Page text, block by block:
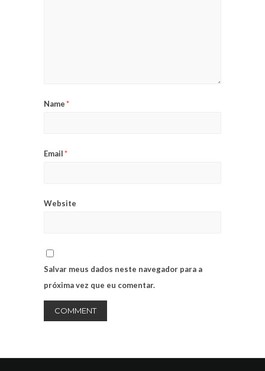
Name*
Email*
Website
Salvar meus dados neste navegador para a
próxima vez que eu comentar.